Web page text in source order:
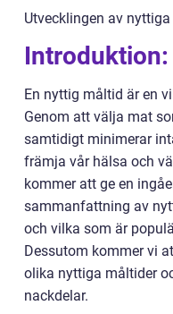
Utvecklingen av
Introduktion:
En nyttig måltid är en
Genom att välja mat
samtidigt minimerar
främja vår hälsa och
kommer att ge en
sammanfattning av
och vilka som är
Dessutom kommer vi
olika nyttiga måltider
nackdelar.